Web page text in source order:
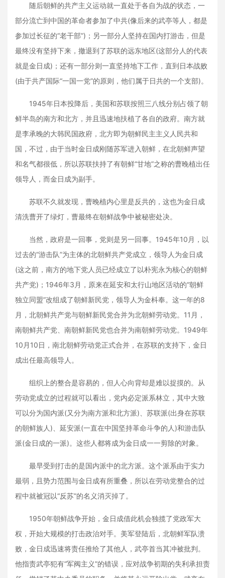
随后朝鲜的共产主义运动就一直处于各自为战的状态，一
部分流亡到中国的革命者参加了中共(像后来的武亭等人，都是
参加过长征的“老干部”)；另一部分人坚持在国内打游击，但是
最终没有坚持下来，撤退到了苏联的远东地区(这部分人的代表
就是金日成)；还有一部分则一直坚持地下工作，直到日本战败
(由于共产国际“一国一党”的原则，他们属于日共的一个支部)。
1945年日本投降后，美国和苏联按照三八线分别占领了朝
鲜半岛的南方和北方，并且迅速地扶植了各自的政府。南方就
是李承晚的大韩民国政府，北方即为朝鲜民主主义人民共和
国，不过，由于当时金日成刚随苏军进入朝鲜，在北朝鲜声望
和名气都很低，所以苏联扶持了有朝鲜“甘地”之称的曹晚植出任
领导人，而金日成为副手。
苏联不久就发现，曹晚植内心里是反共的，这也为金日成
清洗曹开了绿灯，曹最终在朝鲜战争中被秘密处决。
当然，政府是一回事，党则是另一回事。1945年10月，以
过去的“游击队”为主体的北朝鲜共产党成立，领导人为金日成
(这之前，南方的地下党人员已经成立了以朴宪永为核心的朝鲜
共产党)；1946年3月，原来在延安和太行山地区活动的“朝鲜
独立同盟”改组成了朝鲜新民党，领导人为金枓奉。这一年的8
月，北朝鲜共产党与朝鲜新民党合并为北朝鲜劳动党。11月，
南朝鲜共产党、南朝鲜新民党也合并为南朝鲜劳动党。1949年
10月10日，南北朝鲜劳动党正式合并，在苏联的支持下，金日
成出任最高领导人。
组织上的整合是容易的，但人心向背却是难以捉摸的。从
劳动党成立的过程就可以看出，党内必定派系林立，其中大致
可以分为国内派(又分为南方派和北方派)、苏联派(出身在苏联
的朝鲜族人)、延安派(一直在中国坚持革命斗争的人)和游击队
派(金日成的一派)。这些人都将成为金日成一一剪除的对象。
最早受到打击的是国内派中的北方派。这个派系由于实力
最弱，且势力范围与金日成有所重叠，所以在劳动党整合的过
程中就被冠以“反苏”的名义消灭掉了。
1950年朝鲜战争开始，金日成借此机会独揽了党政军大
权，开始大规模的打击政治对手。美军登陆后，北朝鲜军队溃
败，金日成迅速将责任推给了其他人，武亭首当其冲被批判。
他指责武亭犯有“军阀主义”的错误，应对战争初期的失利承担责